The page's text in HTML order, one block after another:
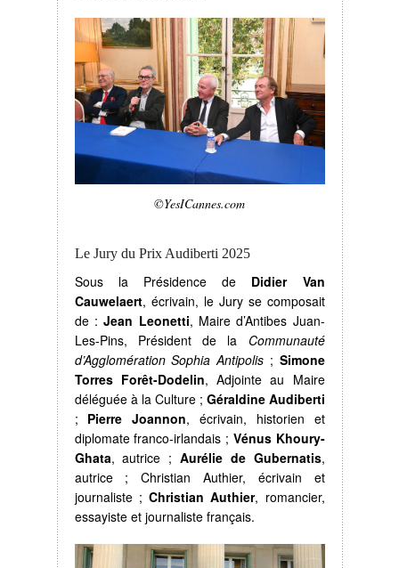
©YesICannes.com
Le Jury du Prix Audiberti 2025
Sous la Présidence de Didier Van
Cauwelaert, écrivain, le Jury se composait
de :Jean Leonetti, Maire d’Antibes Juan-
Les-Pins, Président de la Communauté
d’Agglomération Sophia Antipolis ; Simone
Torres Forêt-Dodelin, Adjointe au Maire
déléguée à la Culture ; Géraldine Audiberti
; Pierre Joannon, écrivain, historien et
diplomate franco-irlandais ; Vénus Khoury-
Ghata, autrice ; Aurélie de Gubernatis,
autrice ; Christian Authier, écrivain et
journaliste ; Christian Authier, romancier,
essayiste et journaliste français.